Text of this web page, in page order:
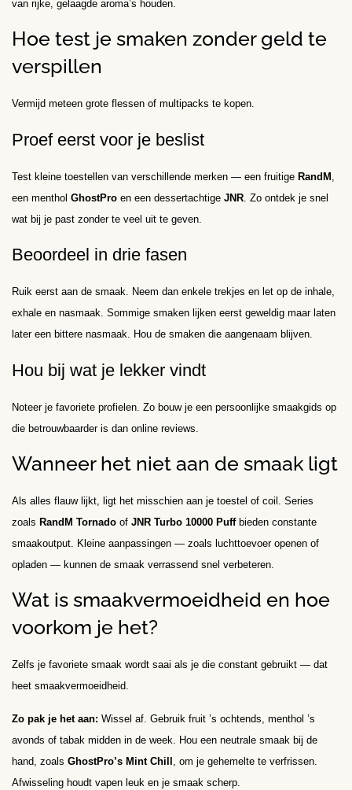
van rijke, gelaagde aroma’s houden.
Hoe test je smaken zonder geld te
verspillen
Vermijd meteen grote flessen of multipacks te kopen.
Proef eerst voor je beslist
Test kleine toestellen van verschillende merken — een fruitige RandM
een menthol GhostPro en een dessertachtige JNR . Zo ontdek je snel
wat bij je past zonder te veel uit te geven.
Beoordeel in drie fasen
Ruik eerst aan de smaak. Neem dan enkele trekjes en let op de inhale,
exhale en nasmaak. Sommige smaken lijken eerst geweldig maar laten
later een bittere nasmaak. Hou de smaken die aangenaam blijven.
Hou bij wat je lekker vindt
Noteer je favoriete profielen. Zo bouw je een persoonlijke smaakgids op
die betrouwbaarder is dan online reviews.
Wanneer het niet aan de smaak ligt
Als alles flauw lijkt, ligt het misschien aan je toestel of coil. Series
zoals RandM Tornado of JNR Turbo 10000 Puffbieden constante
smaakoutput. Kleine aanpassingen — zoals luchttoevoer openen of
opladen — kunnen de smaak verrassend snel verbeteren.
Wat is smaakvermoeidheid en hoe
voorkom je het?
Zelfs je favoriete smaak wordt saai als je die constant gebruikt — dat
heet smaakvermoeidheid.
Zo pak je het aan: Wissel af. Gebruik fruit ’s ochtends, menthol ’s
avonds of tabak midden in de week. Hou een neutrale smaak bij de
hand, zoals GhostPro’s Mint Chill
, om je gehemelte te verfrissen.
Afwisseling houdt vapen leuk en je smaak scherp.